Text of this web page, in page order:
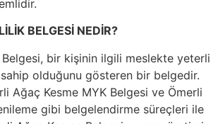
BELGESİ NEDİR?
bir kişinin ilgili meslekte yeterli
olduğunu gösteren bir belgedir.
Ağaç Kesme MYK Belgesi ve Ömerli
gibi belgelendirme süreçleri ile